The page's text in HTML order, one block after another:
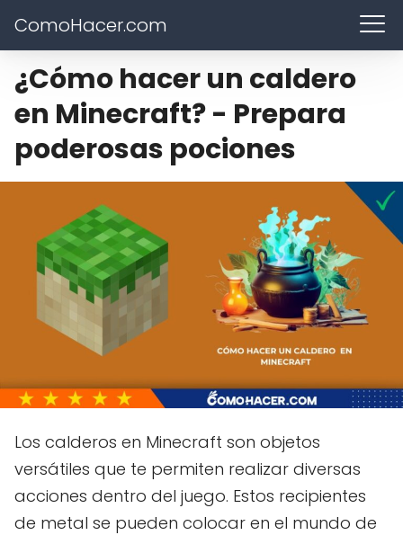
ComoHacer.com
¿Cómo hacer un caldero
en Minecraft? - Prepara
poderosas pociones
Los calderos en Minecraft son objetos
versátiles que te permiten realizar diversas
acciones dentro del juego. Estos recipientes
de metal se pueden colocar en el mundo de